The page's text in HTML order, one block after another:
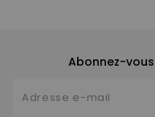
Abonnez-